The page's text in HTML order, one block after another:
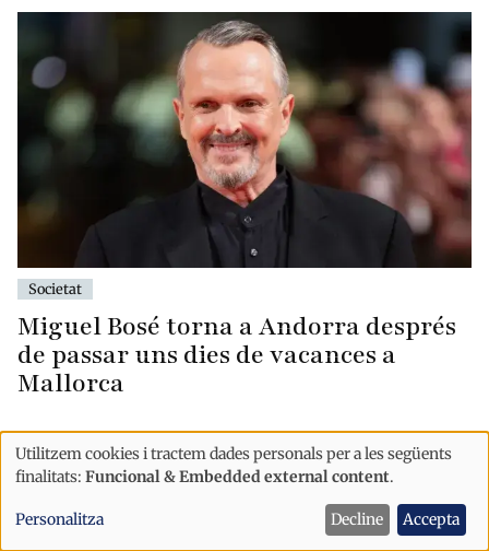
Societat
Miguel Bosé torna a Andorra després
de passar uns dies de vacances a
Mallorca
Ús
de
dades
Utilitzem cookies i tractem dades personals per a les següents
finalitats: Funcional & Embedded external content.
Personalitza Decline Accepta